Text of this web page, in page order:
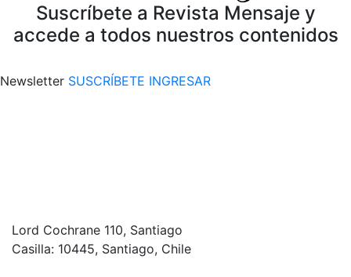
Suscríbete a Revista Mensaje y
accede a todos nuestros contenidos
Newsletter SUSCRÍBETE INGRESAR
Lord Cochrane 110, Santiago
Casilla: 10445, Santiago, Chile